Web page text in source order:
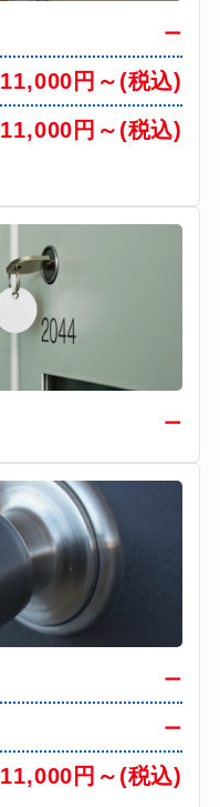
ー
11,000円～(税込)
11,000円～(税込)
ー
ー
ー
11,000円～(税込)